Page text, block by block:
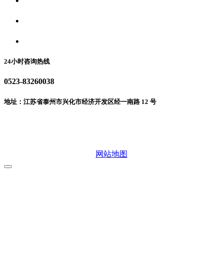
24小时咨询热线
0523-83260038
地址：江苏省泰州市兴化市经济开发区经一南路 12 号
网站地图